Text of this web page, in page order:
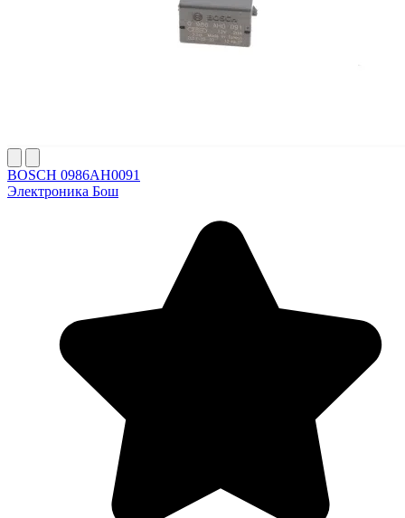
BOSCH 0986AH0091
Электроника Бош